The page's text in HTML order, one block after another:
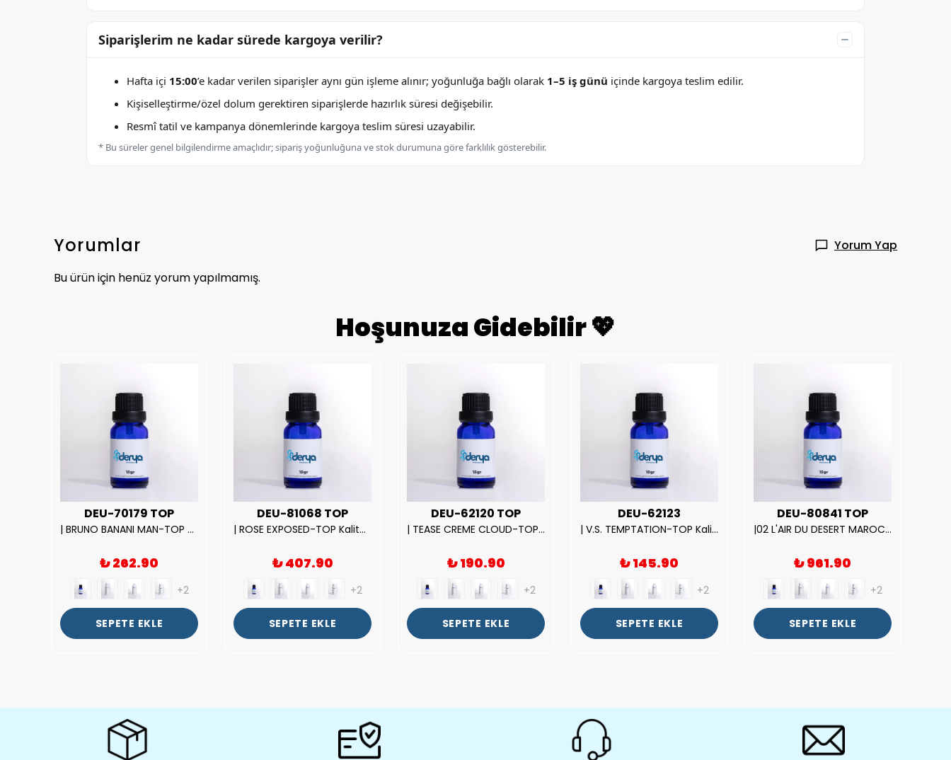
Siparişlerim ne kadar sürede kargoya verilir?
Hafta içi 15:00’e kadar verilen siparişler aynı gün işleme alınır; yoğunluğa bağlı olarak 1–5 iş günü içinde kargoya teslim edilir.
Kişiselleştirme/özel dolum gerektiren siparişlerde hazırlık süresi değişebilir.
Resmî tatil ve kampanya dönemlerinde kargoya teslim süresi uzayabilir.
* Bu süreler genel bilgilendirme amaçlıdır; sipariş yoğunluğuna ve stok durumuna göre farklılık gösterebilir.
Yorumlar
Yorum Yap
Bu ürün için henüz yorum yapılmamış.
Hoşunuza Gidebilir 💖
DEU-70179 TOP
| BRUNO BANANI MAN-TOP Kalite Erkek Parfüm Esansı.|
₺ 262.90
+2
SEPETE EKLE
DEU-81068 TOP
| ROSE EXPOSED-TOP Kalite Unısex Parfüm Esansı.|
₺ 407.90
+2
SEPETE EKLE
DEU-62120 TOP
| TEASE CREME CLOUD-TOP Kalite Kadın Parfüm Esansı.|
₺ 190.90
+2
SEPETE EKLE
DEU-62123
| V.S. TEMPTATION-TOP Kalite Kadın Parfüm Esansı.|
₺ 145.90
+2
SEPETE EKLE
DEU-80841 TOP
|02 L'AIR DU DESERT MAROCAIN-TOP Kalite Unısex Parfüm Esansı.|
₺ 961.90
+2
SEPETE EKLE